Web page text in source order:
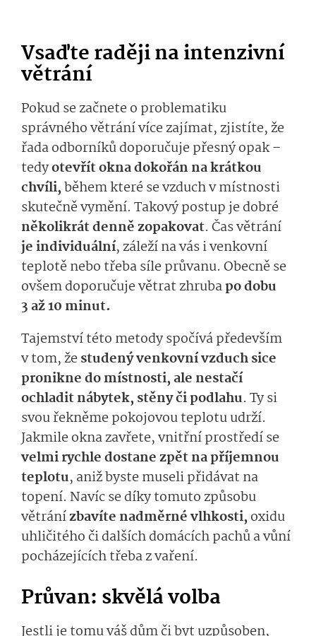
Vsaďte raději na intenzivní
větrání
Pokud se začnete o problematiku
správného větrání více zajímat, zjistíte, že
řada odborníků doporučuje přesný opak –
tedyotevřít okna dokořán na krátkou
chvíli,během které se vzduch v místnosti
skutečně vymění. Takový postup je dobré
několikrát denně zopakovat. Čas větrání
je individuální, záleží na vás i venkovní
teplotě nebo třeba síle průvanu. Obecně se
ovšem doporučuje větrat zhrubapo dobu
3 až 10 minut.
Tajemství této metody spočívá především
v tom, žestudený venkovní vzduch sice
pronikne do místnosti, ale nestačí
ochladit nábytek, stěny či podlahu. Ty si
svou řekněme pokojovou teplotu udrží.
Jakmile okna zavřete, vnitřní prostředí se
velmi rychle dostane zpět na příjemnou
teplotu, aniž byste museli přidávat na
topení. Navíc se díky tomuto způsobu
větránízbavíte nadměrné vlhkosti,oxidu
uhličitého či dalších domácích pachů a vůní
pocházejících třeba z vaření.
Průvan: skvělá volba
Jestli je tomu váš dům či byt uzpůsoben,